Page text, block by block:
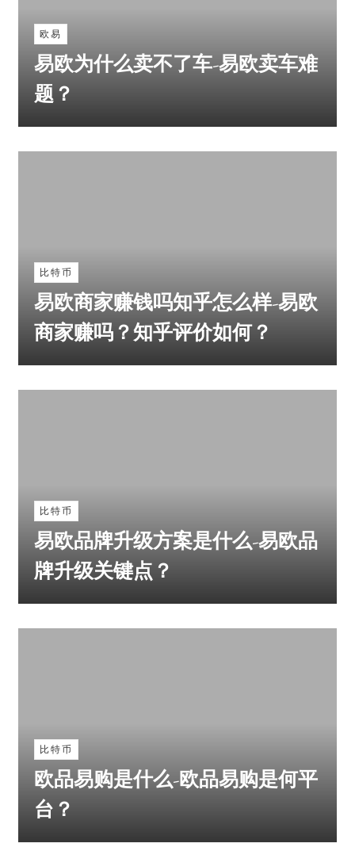
欧易
易欧为什么卖不了车-易欧卖车难
题？
比特币
易欧商家赚钱吗知乎怎么样-易欧
商家赚吗？知乎评价如何？
比特币
易欧品牌升级方案是什么-易欧品
牌升级关键点？
比特币
欧品易购是什么-欧品易购是何平
台？